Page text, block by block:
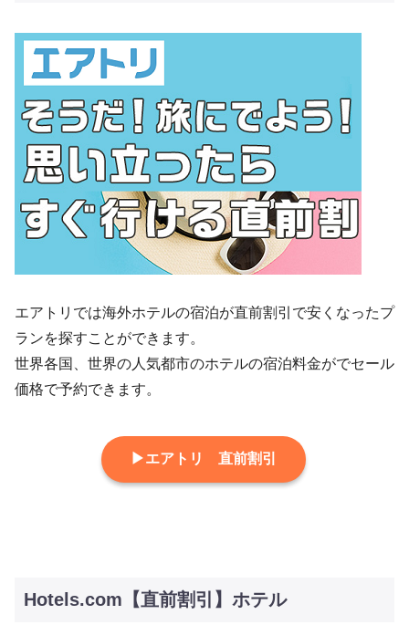
エアトリでは海外ホテルの宿泊が直前割引で安くなったプ
ランを探すことができます。
世界各国、世界の人気都市のホテルの宿泊料金がでセール
価格で予約できます。
▶エアトリ 直前割引
Hotels.com【直前割引】ホテル